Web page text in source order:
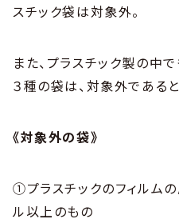
スチック袋は対象外。
また、プラスチック製の中
３種の袋は、対象外である
《対象外の袋》
①プラスチックのフィルム
ル以上のもの